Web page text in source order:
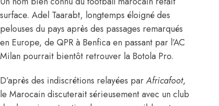
surface. Adel Taarabt, longtemps éloigné des
pelouses du pays après des passages remarqués
en Europe, de QPR à Benfica en passant par l’AC
Milan pourrait bientôt retrouver la Botola Pro.
D’après des indiscrétions relayées parAfricafoot,
le Marocain discuterait sérieusement avec un club